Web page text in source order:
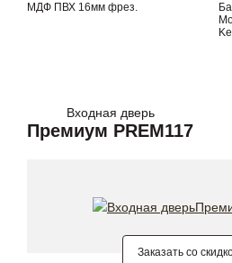
МДФ ПВХ 16мм фрез.
Входная дверь
Премиум PREM117
Заказать со